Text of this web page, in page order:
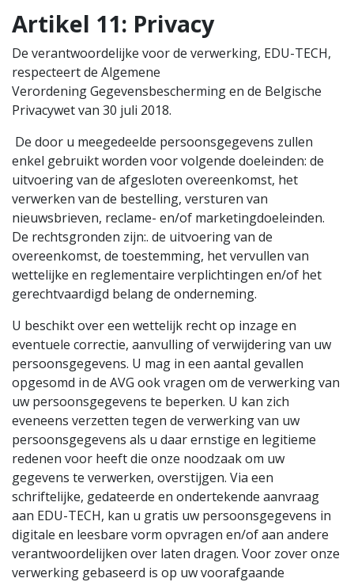
Artikel 11: Privacy
De verantwoordelijke voor de verwerking, EDU-TECH,
respecteert de Algemene
Verordening Gegevensbescherming en de Belgische
Privacywet van 30 juli 2018.
De door u meegedeelde persoonsgegevens zullen
enkel gebruikt worden voor volgende doeleinden: de
uitvoering van de afgesloten overeenkomst, het
verwerken van de bestelling, versturen van
nieuwsbrieven, reclame- en/of marketingdoeleinden.
De rechtsgronden zijn:. de uitvoering van de
overeenkomst, de toestemming, het vervullen van
wettelijke en reglementaire verplichtingen en/of het
gerechtvaardigd belang de onderneming.
U beschikt over een wettelijk recht op inzage en
eventuele correctie, aanvulling of verwijdering van uw
persoonsgegevens. U mag in een aantal gevallen
opgesomd in de AVG ook vragen om de verwerking van
uw persoonsgegevens te beperken. U kan zich
eveneens verzetten tegen de verwerking van uw
persoonsgegevens als u daar ernstige en legitieme
redenen voor heeft die onze noodzaak om uw
gegevens te verwerken, overstijgen. Via een
schriftelijke, gedateerde en ondertekende aanvraag
aan EDU-TECH, kan u gratis uw persoonsgegevens in
digitale en leesbare vorm opvragen en/of aan andere
verantwoordelijken over laten dragen. Voor zover onze
verwerking gebaseerd is op uw voorafgaande